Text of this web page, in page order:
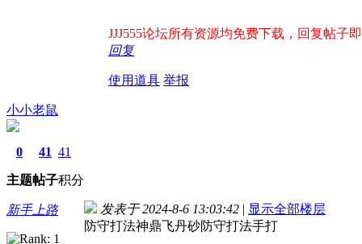
JJJ555论坛所有资源均免费下载，回复帖子
回复
使用道具 举报
小小老鼠
0
主题
41
帖子
41
积分
新手上路 发表于 2024-8-6 13:03:42 | 显示全部楼层
防守打法神鼎飞丹砂防守打法手打